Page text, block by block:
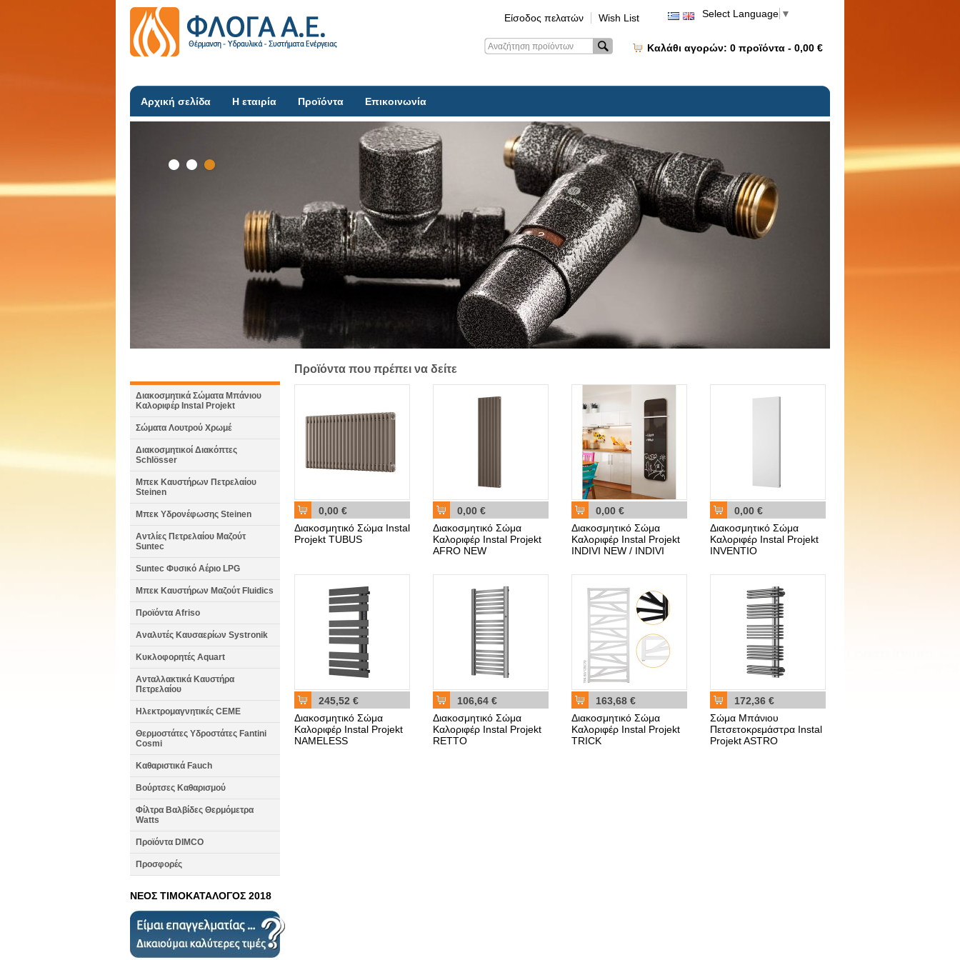
Είσοδος πελατών Wish List Select Language ▼
Καλάθι αγορών: 0 προϊόντα - 0,00 €
Αρχική σελίδα Η εταιρία Προϊόντα Επικοινωνία
Διακοσμητικά Σώματα Μπάνιου
Καλοριφέρ Instal Projekt
Σώματα Λουτρού Χρωμέ
Διακοσμητικοί Διακόπτες
Schlösser
Μπεκ Καυστήρων Πετρελαίου
Steinen
Μπεκ Υδρονέφωσης Steinen
Αντλίες Πετρελαίου Μαζούτ
Suntec
Suntec Φυσικό Αέριο LPG
Μπεκ Καυστήρων Μαζούτ Fluidics
Προϊόντα Afriso
Αναλυτές Καυσαερίων Systronik
Κυκλοφορητές Aquart
Ανταλλακτικά Καυστήρα
Πετρελαίου
Ηλεκτρομαγνητικές CEME
Θερμοστάτες Υδροστάτες Fantini
Cosmi
Καθαριστικά Fauch
Βούρτσες Καθαρισμού
Φίλτρα Βαλβίδες Θερμόμετρα
Watts
Προϊόντα DIMCO
Προσφορές
ΝΕΟΣ ΤΙΜΟΚΑΤΑΛΟΓΟΣ 2018
Προϊόντα που πρέπει να δείτε
0,00 €
Διακοσμητικό Σώμα Instal
Projekt TUBUS
0,00 €
Διακοσμητικό Σώμα
Καλοριφέρ Instal Projekt
AFRO NEW
0,00 €
Διακοσμητικό Σώμα
Καλοριφέρ Instal Projekt
INDIVI NEW / INDIVI
0,00 €
Διακοσμητικό Σώμα
Καλοριφέρ Instal Projekt
INVENTIO
245,52 €
Διακοσμητικό Σώμα
Καλοριφέρ Instal Projekt
NAMELESS
106,64 €
Διακοσμητικό Σώμα
Καλοριφέρ Instal Projekt
RETTO
163,68 €
Διακοσμητικό Σώμα
Καλοριφέρ Instal Projekt
TRICK
172,36 €
Σώμα Μπάνιου
Πετσετοκρεμάστρα Instal
Projekt ASTRO